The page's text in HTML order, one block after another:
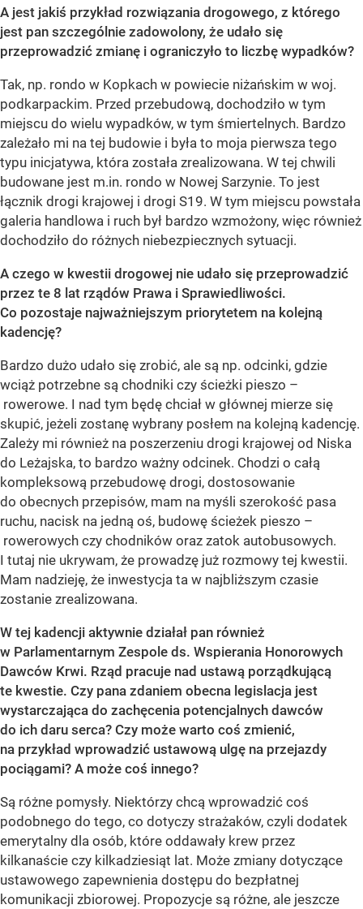
A jest jakiś przykład rozwiązania drogowego, z którego
jest pan szczególnie zadowolony, że udało się
przeprowadzić zmianę i ograniczyło to liczbę wypadków?
Tak, np. rondo w Kopkach w powiecie niżańskim w woj.
podkarpackim. Przed przebudową, dochodziło w tym
miejscu do wielu wypadków, w tym śmiertelnych. Bardzo
zależało mi na tej budowie i była to moja pierwsza tego
typu inicjatywa, która została zrealizowana. W tej chwili
budowane jest m.in. rondo w Nowej Sarzynie. To jest
łącznik drogi krajowej i drogi S19. W tym miejscu powstała
galeria handlowa i ruch był bardzo wzmożony, więc również
dochodziło do różnych niebezpiecznych sytuacji.
A czego w kwestii drogowej nie udało się przeprowadzić
przez te 8 lat rządów Prawa i Sprawiedliwości.
Co pozostaje najważniejszym priorytetem na kolejną
kadencję?
Bardzo dużo udało się zrobić, ale są np. odcinki, gdzie
wciąż potrzebne są chodniki czy ścieżki pieszo –
rowerowe. I nad tym będę chciał w głównej mierze się
skupić, jeżeli zostanę wybrany posłem na kolejną kadencję.
Zależy mi również na poszerzeniu drogi krajowej od Niska
do Leżajska, to bardzo ważny odcinek. Chodzi o całą
kompleksową przebudowę drogi, dostosowanie
do obecnych przepisów, mam na myśli szerokość pasa
ruchu, nacisk na jedną oś, budowę ścieżek pieszo –
rowerowych czy chodników oraz zatok autobusowych.
I tutaj nie ukrywam, że prowadzę już rozmowy tej kwestii.
Mam nadzieję, że inwestycja ta w najbliższym czasie
zostanie zrealizowana.
W tej kadencji aktywnie działał pan również
w Parlamentarnym Zespole ds. Wspierania Honorowych
Dawców Krwi. Rząd pracuje nad ustawą porządkującą
te kwestie. Czy pana zdaniem obecna legislacja jest
wystarczająca do zachęcenia potencjalnych dawców
do ich daru serca? Czy może warto coś zmienić,
na przykład wprowadzić ustawową ulgę na przejazdy
pociągami? A może coś innego?
Są różne pomysły. Niektórzy chcą wprowadzić coś
podobnego do tego, co dotyczy strażaków, czyli dodatek
emerytalny dla osób, które oddawały krew przez
kilkanaście czy kilkadziesiąt lat. Może zmiany dotyczące
ustawowego zapewnienia dostępu do bezpłatnej
komunikacji zbiorowej. Propozycje są różne, ale jeszcze